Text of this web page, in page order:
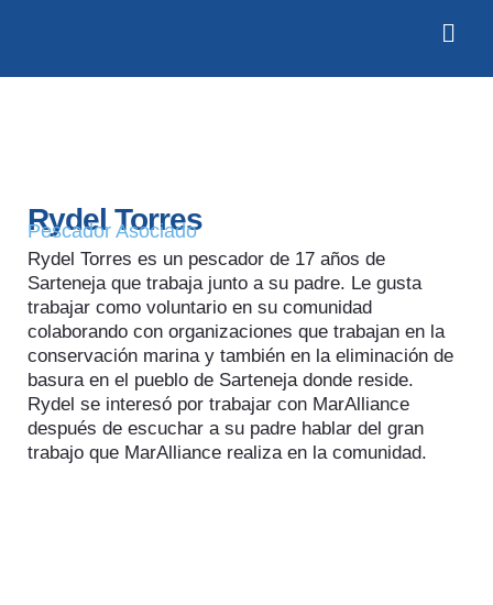
Rydel Torres
Pescador Asociado
Rydel Torres es un pescador de 17 años de
Sarteneja que trabaja junto a su padre. Le gusta
trabajar como voluntario en su comunidad
colaborando con organizaciones que trabajan en la
conservación marina y también en la eliminación de
basura en el pueblo de Sarteneja donde reside.
Rydel se interesó por trabajar con MarAlliance
después de escuchar a su padre hablar del gran
trabajo que MarAlliance realiza en la comunidad.